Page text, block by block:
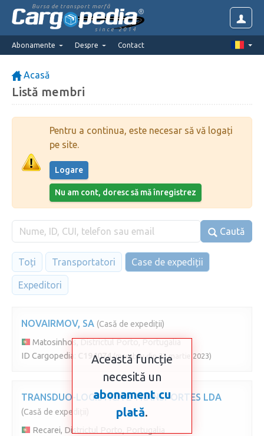
Bursa de transport marfă
since 2014
Abonamente Despre Contact
Acasă
Listă membri
Pentru a continua, este necesar să vă logați
pe site.
Logare
Nu am cont, doresc să mă înregistrez
Caută
Toți Transportatori Case de expediții
Expeditori
NOVAIRMOV, SA (Casă de expediții)
Matosinhos, Districtul Porto, Portugalia
ID Cargopedia:
C194074 (membru din 23 martie 2023)
TRANSDUO-LOGISTICA E TRANSPORTES LDA
(Casă de expediții)
Recarei, Districtul Porto, Portugalia
Această funcție
necesită un
abonament cu
plată.